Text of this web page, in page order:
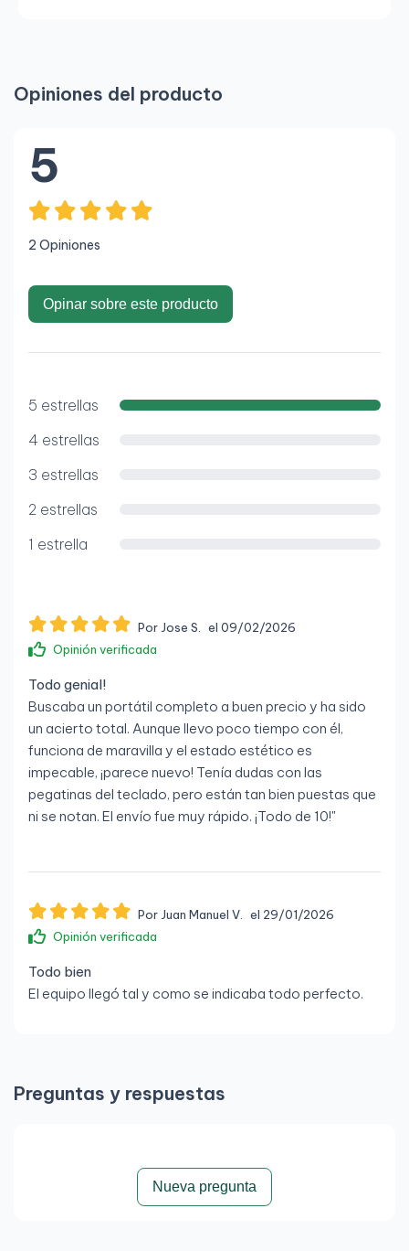
Opiniones del producto
5
2 Opiniones
Opinar sobre este producto
5 estrellas
4 estrellas
3 estrellas
2 estrellas
1 estrella
Por Jose S.
el 09/02/2026
Opinión verificada
Todo genial!
Buscaba un portátil completo a buen precio y ha sido
un acierto total. Aunque llevo poco tiempo con él,
funciona de maravilla y el estado estético es
impecable, ¡parece nuevo! Tenía dudas con las
pegatinas del teclado, pero están tan bien puestas que
ni se notan. El envío fue muy rápido. ¡Todo de 10!"
Por Juan Manuel V.
el 29/01/2026
Opinión verificada
Todo bien
El equipo llegó tal y como se indicaba todo perfecto.
Preguntas y respuestas
Nueva pregunta